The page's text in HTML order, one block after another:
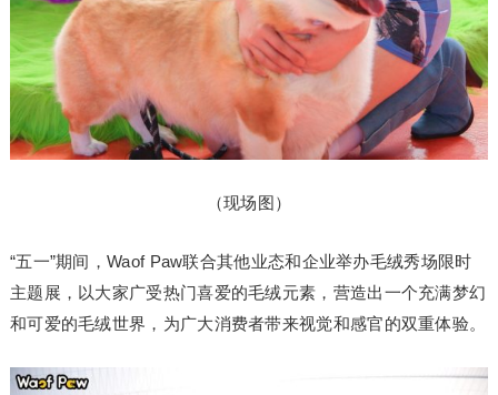
（现场图）
“五一”期间，Waof Paw联合其他业态和企业举办毛绒秀场限时
主题展，以大家广受热门喜爱的毛绒元素，营造出一个充满梦幻
和可爱的毛绒世界，为广大消费者带来视觉和感官的双重体验。